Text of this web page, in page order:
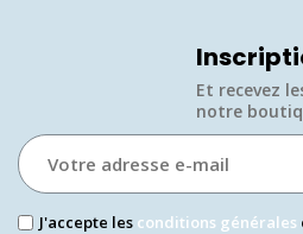
Et recevez
notre
J'accepte les conditions générales